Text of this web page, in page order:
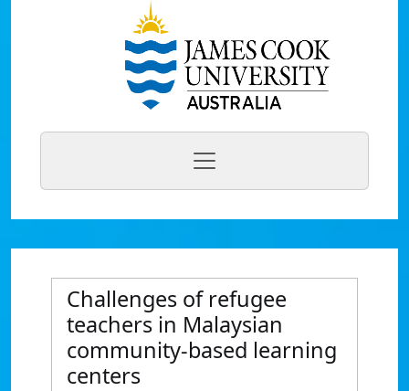
Challenges of refugee
teachers in Malaysian
community-based learning
centers